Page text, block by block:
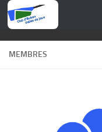
Skip to content
MEMBRES